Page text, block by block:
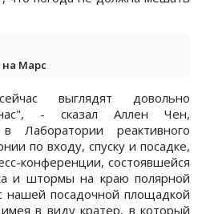
на Марс
выглядят довольно
- сказал Аллен Чен,
Лаборатории реактивного
по входу, спуску и посадке,
конференции, состоявшейся
и штормы на краю полярной
посадочной площадкой
в виду кратер, в который